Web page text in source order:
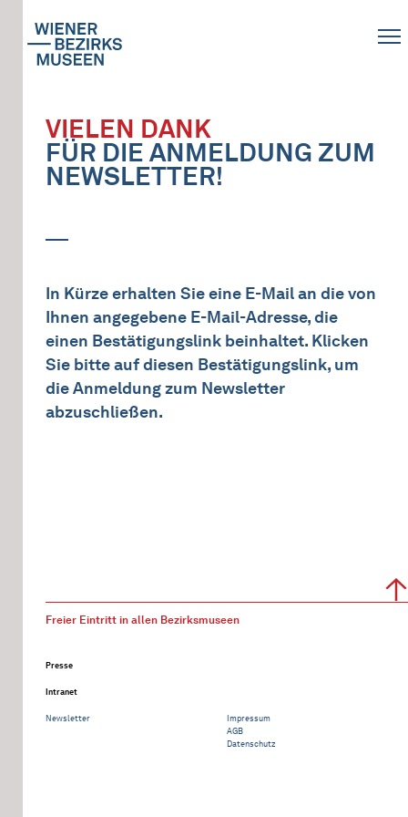
VIELEN DANK
FÜR DIE ANMELDUNG ZUM
NEWSLETTER!
In Kürze erhalten Sie eine E-Mail an die von
Ihnen angegebene E-Mail-Adresse, die
einen Bestätigungslink beinhaltet. Klicken
Sie bitte auf diesen Bestätigungslink, um
die Anmeldung zum Newsletter
abzuschließen.
Freier Eintritt in allen Bezirksmuseen
Presse
Intranet
Newsletter
Impressum
AGB
Datenschutz